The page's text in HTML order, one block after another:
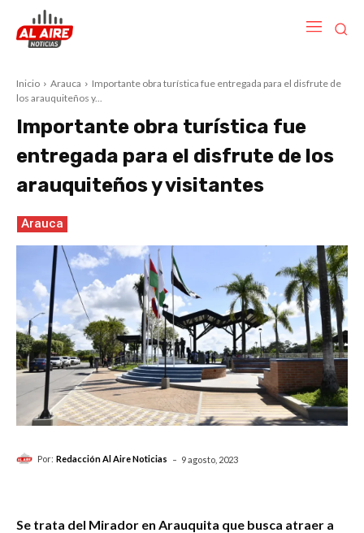
Inicio Arauca
Importante obra turística fue entregada para el disfrute de
los arauquiteños y...
Importante obra turística fue
entregada para el disfrute de los
arauquiteños y visitantes
Arauca
Por: Redacción Al Aire Noticias - 9 agosto, 2023
Se trata del Mirador en Arauquita que busca atraer a